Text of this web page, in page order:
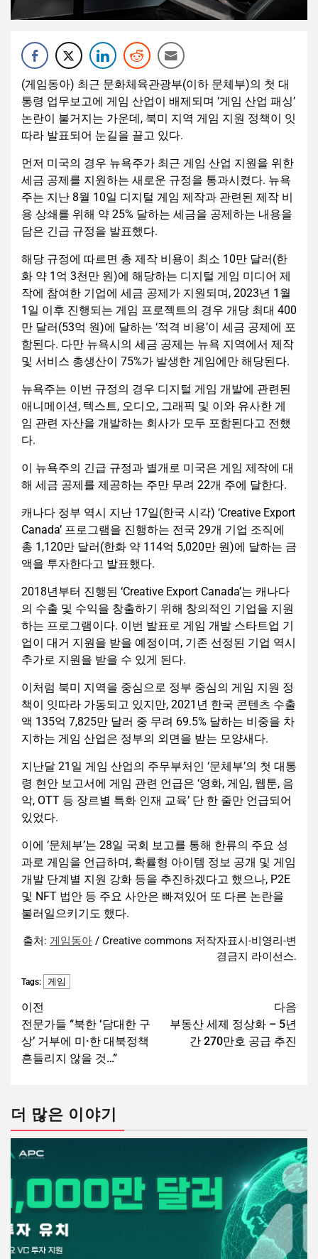
(게임동아) 최근 문화체육관광부(이하 문체부)의 첫 대
통령 업무보고에 게임 산업이 배제되며 ‘게임 산업 패싱’
논란이 불거지는 가운데, 북미 지역 게임 지원 정책이 잇
따라 발표되어 눈길을 끌고 있다.
먼저 미국의 경우 뉴욕주가 최근 게임 산업 지원을 위한
세금 공제를 지원하는 새로운 규정을 통과시켰다. 뉴욕
주는 지난 8월 10일 디지털 게임 제작과 관련된 제작 비
용 상쇄를 위해 약 25% 달하는 세금을 공제하는 내용을
담은 긴급 규정을 발표했다.
해당 규정에 따르면 총 제작 비용이 최소 10만 달러(한
화 약 1억 3천만 원)에 해당하는 디지털 게임 미디어 제
작에 참여한 기업에 세금 공제가 지원되며, 2023년 1월
1일 이후 진행되는 게임 프로젝트의 경우 개당 최대 400
만 달러(53억 원)에 달하는 ‘적격 비용’이 세금 공제에 포
함된다. 다만 뉴욕시의 세금 공제는 뉴욕 지역에서 제작
및 서비스 총생산이 75%가 발생한 게임에만 해당된다.
뉴욕주는 이번 규정의 경우 디지털 게임 개발에 관련된
애니메이션, 텍스트, 오디오, 그래픽 및 이와 유사한 게
임 관련 자산을 개발하는 회사가 모두 포함된다고 전했
다.
이 뉴욕주의 긴급 규정과 별개로 미국은 게임 제작에 대
해 세금 공제를 제공하는 주만 무려 22개 주에 달한다.
캐나다 정부 역시 지난 17일(한국 시각) ‘Creative Export
Canada’ 프로그램을 진행하는 전국 29개 기업 조직에
총 1,120만 달러(한화 약 114억 5,020만 원)에 달하는 금
액을 투자한다고 발표했다.
2018년부터 진행된 ‘Creative Export Canada’는 캐나다
의 수출 및 수익을 창출하기 위해 창의적인 기업을 지원
하는 프로그램이다. 이번 발표로 게임 개발 스타트업 기
업이 대거 지원을 받을 예정이며, 기존 선정된 기업 역시
추가로 지원을 받을 수 있게 된다.
이처럼 북미 지역을 중심으로 정부 중심의 게임 지원 정
책이 잇따라 가동되고 있지만, 2021년 한국 콘텐츠 수출
액 135억 7,825만 달러 중 무려 69.5% 달하는 비중을 차
지하는 게임 산업은 정부의 외면을 받는 모양새다.
지난달 21일 게임 산업의 주무부처인 ‘문체부’의 첫 대통
령 현안 보고서에 게임 관련 언급은 ‘영화, 게임, 웹툰, 음
악, OTT 등 장르별 특화 인재 교육’ 단 한 줄만 언급되어
있었다.
이에 ‘문체부’는 28일 국회 보고를 통해 한류의 주요 성
과로 게임을 언급하며, 확률형 아이템 정보 공개 및 게임
개발 단계별 지원 강화 등을 추진하겠다고 했으나, P2E
및 NFT 법안 등 주요 사안은 빠져있어 또 다른 논란을
불러일으키기도 했다.
출처: 게임동아 / Creative commons 저작자표시-비영리-변
경금지 라이선스.
Tags: 게임
이전
전문가들 “북한 ‘담대한 구
상’ 거부에 미·한 대북정책
흔들리지 않을 것…”
다음
부동산 세제 정상화 – 5년
간 270만호 공급 추진
더 많은 이야기